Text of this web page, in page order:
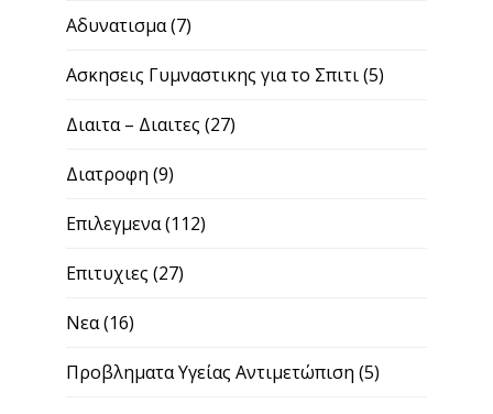
Αδυνατισμα(7)
Ασκησεις Γυμναστικης για το Σπιτι(5)
Διαιτα – Διαιτες (27)
Διατροφη (9)
Επιλεγμενα(112)
Επιτυχιες (27)
Νεα(16)
Προβληματα Υγείας Αντιμετώπιση (5)